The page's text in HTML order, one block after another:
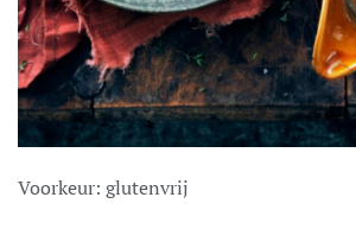
Voorkeur: glutenvrij